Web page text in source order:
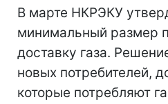
В марте НКРЭКУ
минимальный размер
доставку газа.
новых потребителей,
которые потребляют